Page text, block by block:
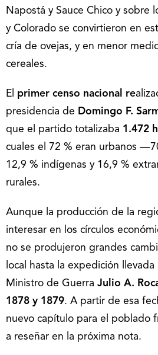
Napostá y Sauce Chico y sobre
y Colorado se convirtieron en
cría de ovejas, y en menor
cereales.
El primer censo nacional re
presidencia de Domingo F.
que el partido totalizaba 1.472
cuales el 72 % eran urbanos
12,9 % indígenas y 16,9 %
rurales.
Aunque la producción de la
interesar en los círculos
no se produjeron grandes
local hasta la expedición llevada
Ministro de Guerra Julio A.
1878 y 1879. A partir de esa
nuevo capítulo para el poblado
a reseñar en la próxima nota.